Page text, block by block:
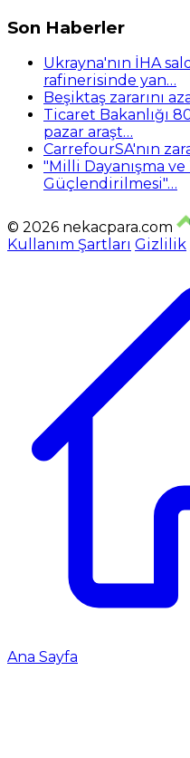
Son Haberler
Ukrayna'nın İHA
rafinerisinde yan…
Beşiktaş zararını
Ticaret Bakanlığı
pazar araşt…
CarrefourSA'nın
"Milli Dayanışma
Güçlendirilmesi"…
© 2026 nekacpara.com
Kullanım Şartları Gizlilik
Ana Sayfa